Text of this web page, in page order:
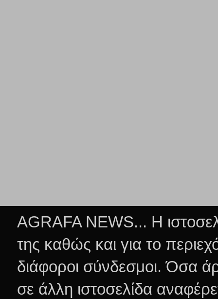
AGRAFA NEWS... Η
της καθώς και για το
διάφοροι σύνδεσμοι.Όσα
σε άλλη ιστοσελίδα